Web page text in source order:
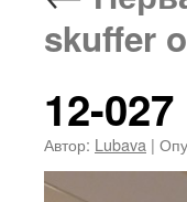
skuffer
12-027
Автор: Lubava |